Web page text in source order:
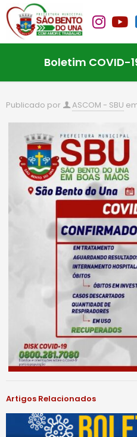
Boletim COVID-
Publicado por ASCOM - SBU
Artigos Relacionados